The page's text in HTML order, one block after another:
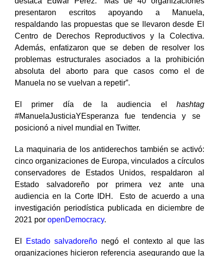
destaca Edwar Pérez. “Más de 40 organizaciones
presentaron escritos apoyando a Manuela,
respaldando las propuestas que se llevaron desde El
Centro de Derechos Reproductivos y la Colectiva.
Además, enfatizaron que se deben de resolver los
problemas estructurales asociados a la prohibición
absoluta del aborto para que casos como el de
Manuela no se vuelvan a repetir”.
El primer día de la audiencia el
hashtag
#ManuelaJusticiaYEsperanza fue tendencia y se
posicionó a nivel mundial en Twitter.
La maquinaria de los antiderechos también se activó:
cinco organizaciones de Europa, vinculados a círculos
conservadores de Estados Unidos, respaldaron al
Estado salvadoreño por primera vez ante una
audiencia en la Corte IDH. Esto de acuerdo a una
investigación periodística publicada en diciembre de
2021 por
openDemocracy
negó el contexto al que las